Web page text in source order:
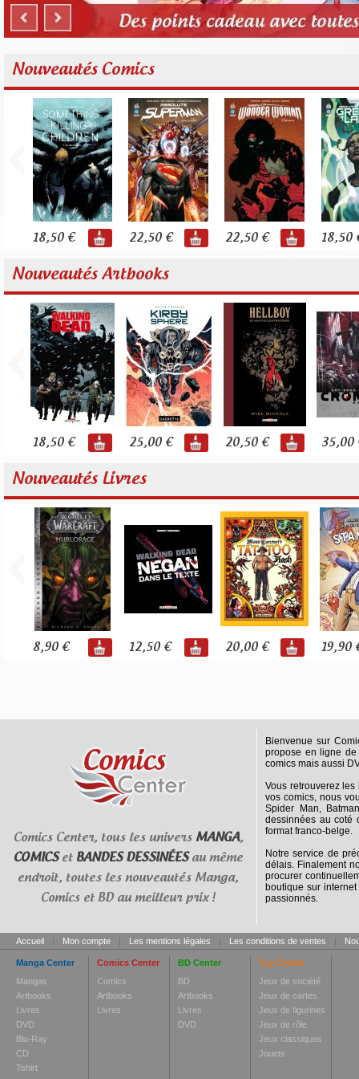
Nouveautés Comics
18,50 € 22,50 € 22,50 € 18,50
Nouveautés Artbooks
18,50 € 25,00 € 20,50 € 35,00
Nouveautés Livres
8,90 € 12,50 € 20,00 € 19,90
Comics Center, tous les univers MANGA,
COMICSet BANDES DESSINÉESau même
endroit, toutes les nouveautés Manga,
Comics et BD au meilleur prix !
Bienvenue sur
propose en ligne de
comics mais aussi
Vous retrouverez
vos comics, nous
Spider Man,
dessinnées au coté
format franco-belge.
Notre service de
délais. Finalement
procurer
boutique sur
passionnés.
Accueil | Mon compte | Les mentions légales | Les conditions de ventes |
Manga Center
Mangas
Artbooks
Livres
DVD
Blu-Ray
CD
Tshirt
Comics Center
Comics
Artbooks
Livres
BD Center
BD
Artbooks
Livres
DVD
Toy Center
Jeux de société
Jeux de cartes
Jeux de figurines
Jeux de rôle
Jeux classiques
Jouets